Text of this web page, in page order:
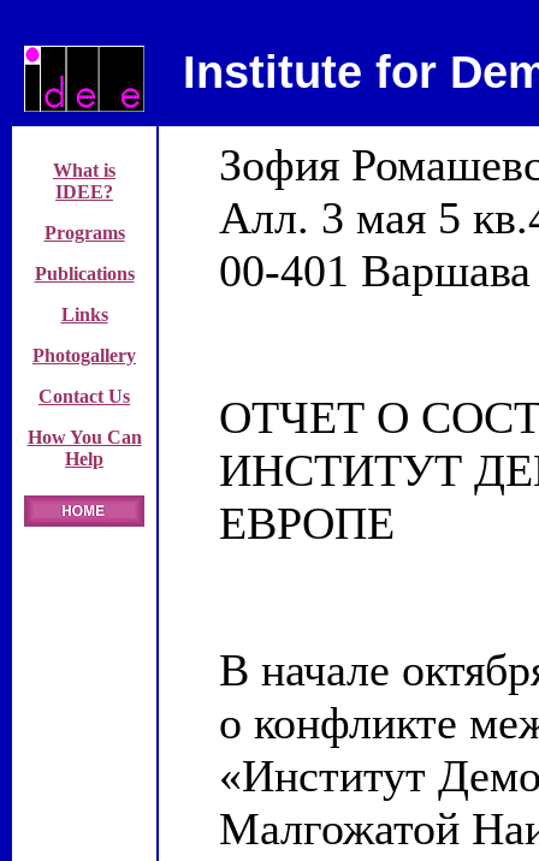
Institute for
What is
IDEE?
Programs
Publications
Links
Photogallery
Contact Us
How You Can
Help
Зофия
Алл. 3 мая 5
00-401 Варшава
ОТЧЕТ О
ИНСТИТУТ
ЕВРОПЕ
В начале
о конфликте
«Институт
Малгожатой